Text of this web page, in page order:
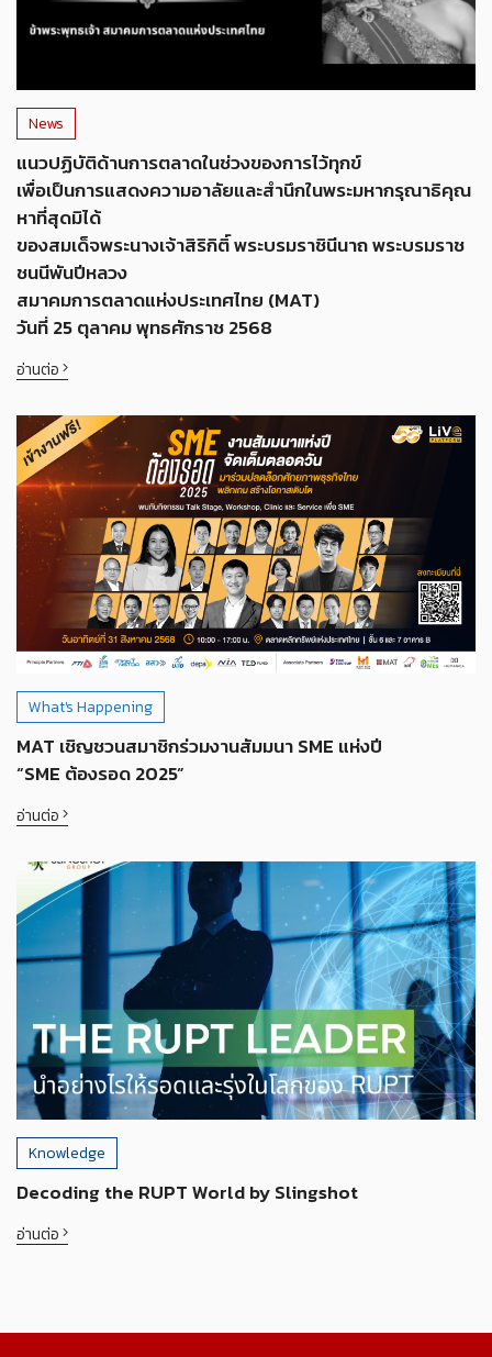
News
แนวปฏิบัติด้านการตลาดในช่วงของการไว้ทุกข์
เพื่อเป็นการแสดงความอาลัยและสำนึกในพระมหากรุณาธิคุณ
หาที่สุดมิได้
ของสมเด็จพระนางเจ้าสิริกิติ์ พระบรมราชินีนาถ พระบรมราช
ชนนีพันปีหลวง
สมาคมการตลาดแห่งประเทศไทย (MAT)
วันที่ 25 ตุลาคม พุทธศักราช 2568
อ่านต่อ
What's Happening
MAT เชิญชวนสมาชิกร่วมงานสัมมนา SME แห่งปี
“SME ต้องรอด 2025”
อ่านต่อ
Knowledge
Decoding the RUPT World by Slingshot
อ่านต่อ